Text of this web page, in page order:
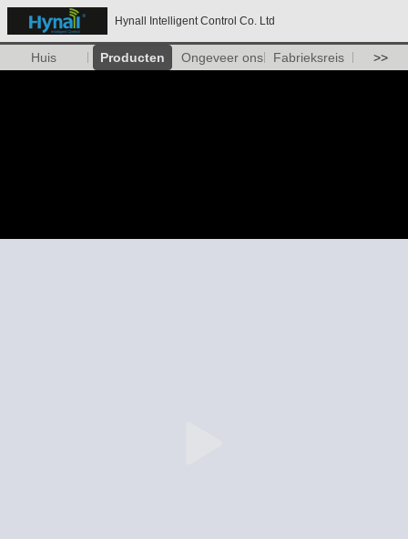
Hynall Intelligent Control Co. Ltd
Huis Producten Ongeveer ons Fabrieksreis >>